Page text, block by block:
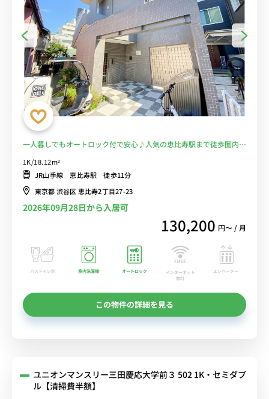
一人暮しでもオートロック付で安心♪人気の恵比寿駅まで徒歩圏内☆
1K/18.12m²
JR山手線 恵比寿駅 徒歩11分
東京都 渋谷区 恵比寿2丁目27-23
2026年09月28日から入居可
130,200 円〜 / 月
バストイレ別 室内洗濯機 オートロック
インターネット
無料
エレベーター
この物件の詳細を見る
ユニオンマンスリー三田慶応大学前３ 502 1K・セミダブ
ル【清掃費半額】